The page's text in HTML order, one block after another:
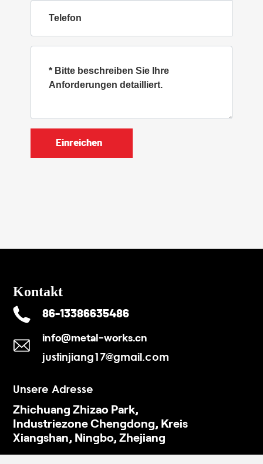
Einreichen
Kontakt
86-13386635486
info@metal-works.cn
justinjiang17@gmail.com
Unsere Adresse
Zhichuang Zhizao Park,
Industriezone Chengdong, Kreis
Xiangshan, Ningbo, Zhejiang